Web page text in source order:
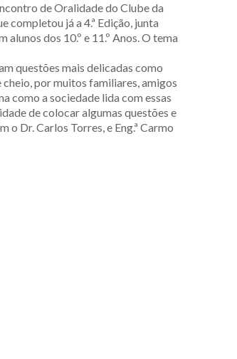
de Oralidade do Clube da
completou já a 4.ª Edição, junta
dos 10.º e 11.º Anos. O tema
questões mais delicadas como
por muitos familiares, amigos
como a sociedade lida com essas
de colocar algumas questões e
Dr. Carlos Torres, e Eng.ª Carmo